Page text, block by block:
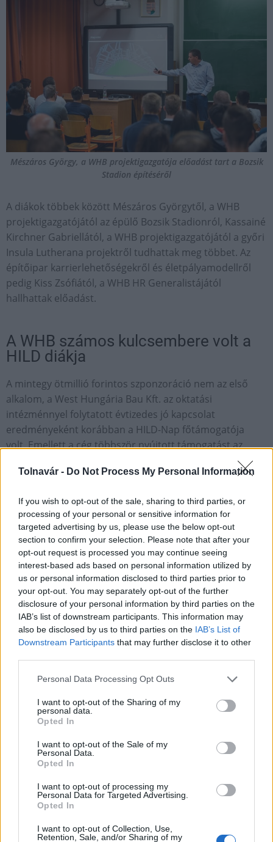
Tolnavár - Do Not Process My Personal Information
If you wish to opt-out of the sale, sharing to third parties, or
processing of your personal or sensitive information for
targeted advertising by us, please use the below opt-out
section to confirm your selection. Please note that after your
opt-out request is processed you may continue seeing
interest-based ads based on personal information utilized by
us or personal information disclosed to third parties prior to
your opt-out. You may separately opt-out of the further
disclosure of your personal information by third parties on the
IAB’s list of downstream participants. This information may
also be disclosed by us to third parties on the IAB’s List of
Downstream Participants that may further disclose it to other
Please note that this website/app uses one or more Google
not limited to your visit or usage behaviour. You may click to
grant or deny consent to Google and its third-party tags to
use your data for below specified purposes in below Google
consent section.
Personal Data Processing Opt Outs
I want to opt-out of the Sharing of my
personal data.
Opted In
I want to opt-out of the Sale of my
Personal Data.
Opted In
I want to opt-out of processing my
Personal Data for Targeted Advertising.
Opted In
I want to opt-out of Collection, Use,
Retention, Sale, and/or Sharing of my
Mészáros György, a WHB projektigazgatója előadást tart a Bozsik
Stadion építéséről
A diákok többek között Mészáros Györgytől, a WHB
projektigazgatójától az épülő Bozsik Stadionról, Kassainé
Kirchner Gabriellától, a WHB projektigazgatójától a győri
Insula Lutherana projektről tudhattak meg többet. Az
építőipar karrierlehetőségekről és életpályamodellről
pedig Kiss Zsófiától, a WHB HR Generalistájától
hallhattak előadást.
A WHB számos kulcsembere volt a
HILD diákja
A mintegy ötmillió forintos szponzoráció nem az első
alkalom, a West Hungária Bau Kft. az oktatási
intézménnyel folytatott évtizedes jó kapcsolat
eredményeként korábban a HILD-Nap főtámogatója
volt. Emellett a cég többször nyújtott támogatást az
tehetséggondozó, oktató-, nevelőmunka tárgyi
tanári tevékenységek ösztönzésére, valamint a tanulók
anyagi terheinek csökkentésére szánt összeg az elmúlt
években többszázezer forintra tehető" - derült ki a cég
közleményéből.
A szakmai előadásokon izgalmas témákat érintettek az előadók
intézmény, a cég tulajdonosa, ügyvezető igazgatója, Paár
Attila, valamint a cég számos vezetőségi tagjának alma
matere a HILD volt.